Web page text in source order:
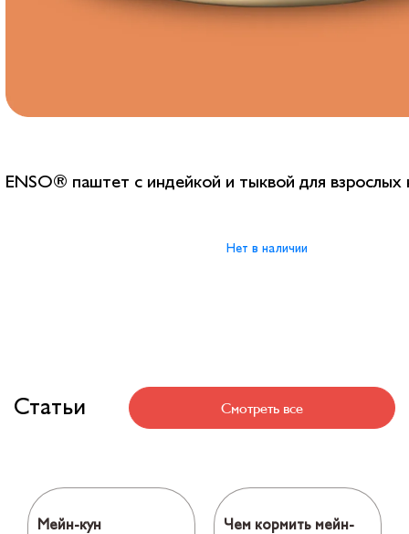
ENSO® паштет с индейкой и тыквой для взрослых
Нет в наличии
Статьи Смотреть все
Мейн-кун
Чем кормить мейн-